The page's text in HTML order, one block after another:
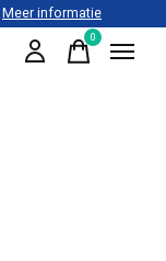
Meer informatie
0items